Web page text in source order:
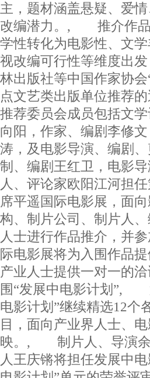
主，题材涵盖悬疑、爱
改编潜力。, 推介作品
学性转化为电影性、文
视改编可行性等维度出
林出版社等中国作家协
点文艺类出版单位推
推荐委员会成员包括文
向阳，作家、编剧李修
涛，及电影导演、编剧
制、编剧王红卫，电影
人、评论家欧阳江河
席平遥国际电影展，面
构、制片公司、制片人
人士进行作品推介，并
际电影展将为入围作品
产业人士提供一对一的
围“发展中电影计划”,
电影计划”继续精选12个
目，面向产业界人士、
映。, 制片人、导演余
人王庆锵将担任发展中